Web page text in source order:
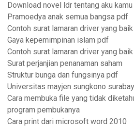
Download novel ldr tentang aku
Pramoedya anak semua bangsa pdf
Contoh surat lamaran driver yang baik
Gaya kepemimpinan islam pdf
Contoh surat lamaran driver yang baik
Surat perjanjian penanaman saham
Struktur bunga dan fungsinya pdf
Universitas mayjen sungkono
Cara membuka file yang tidak
program pembukanya
Cara print dari microsoft word 2010